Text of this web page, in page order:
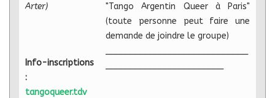
Arter)
Info-inscriptions
:
tangoqueer.tdv
"Tango Argentin Queer à Paris"
(toute personne peut faire une
demande de joindre le groupe)